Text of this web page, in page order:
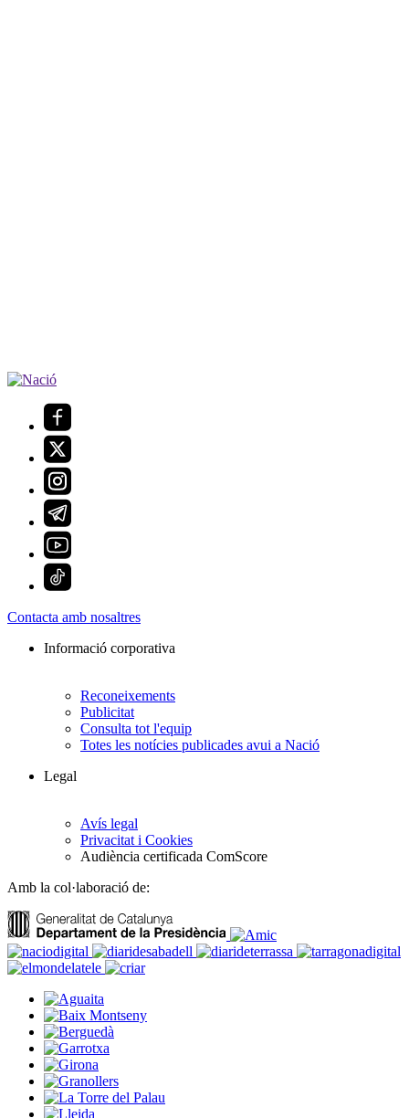
Contacta amb nosaltres
Informació corporativa
Reconeixements
Publicitat
Consulta tot l'equip
Totes les notícies publicades avui a Nació
Legal
Avís legal
Privacitat i Cookies
Audiència certificada ComScore
Amb la col·laboració de: